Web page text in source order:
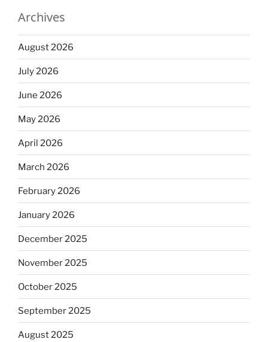
Archives
August 2026
July 2026
June 2026
May 2026
April 2026
March 2026
February 2026
January 2026
December 2025
November 2025
October 2025
September 2025
August 2025